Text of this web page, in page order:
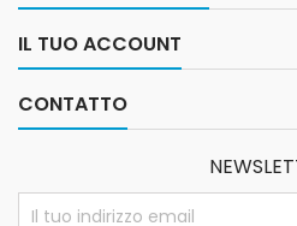
IL TUO ACCOUNT
CONTATTO